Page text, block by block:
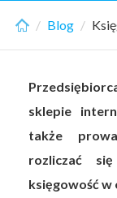
Blog
sklepie
także
rozliczać
księgowość w